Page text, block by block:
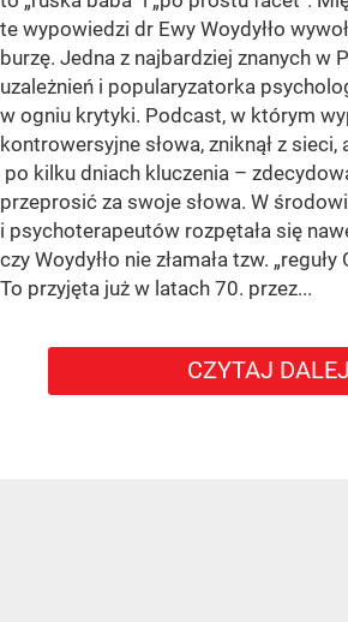
te wypowiedzi dr Ewy Woydyłło
burzę. Jedna z najbardziej znanych w
uzależnień i popularyzatorka
w ogniu krytyki. Podcast, w którym
kontrowersyjne słowa, zniknął z sieci,
po kilku dniach kluczenia –
przeprosić za swoje słowa. W
i psychoterapeutów rozpętała się
czy Woydyłło nie złamała tzw.
To przyjęta już w latach 70. przez...
CZYTAJ DALEJ